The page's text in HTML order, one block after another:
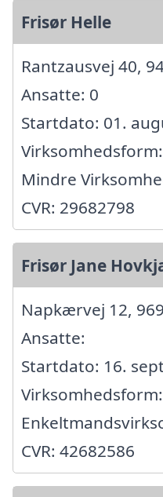
Frisør Helle
Rantzausvej 40,
Ansatte: 0
Startdato: 01.
Mindre
CVR: 29682798
Frisør Jane
Napkærvej 12,
Ansatte:
Startdato: 16.
Virksomhedsform:
CVR: 42682586